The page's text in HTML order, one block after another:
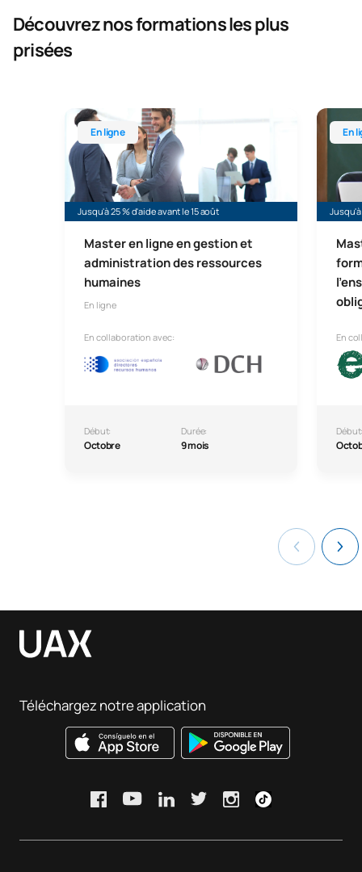
Découvrez nos formations les plus
prisées
En ligne
Jusqu'à 25 % d'aide avant le 15 août
Master en ligne en gestion et
administration des ressources
humaines
En ligne
En collaboration avec:
Début:
Octobre
Durée:
9 mois
Master universitaire en ligne en direction et
En
Jusqu'à
En
Master
Téléchargez notre application